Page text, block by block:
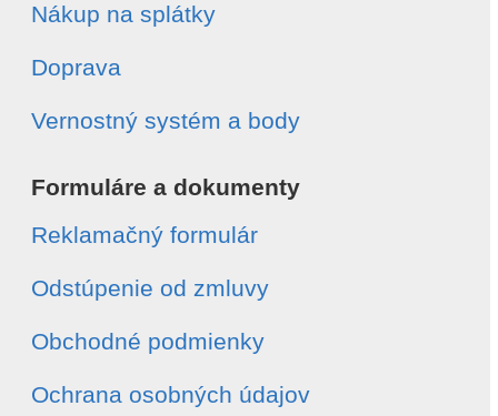
Nákup na splátky
Doprava
Vernostný systém a body
Formuláre a dokumenty
Reklamačný formulár
Odstúpenie od zmluvy
Obchodné podmienky
Ochrana osobných údajov